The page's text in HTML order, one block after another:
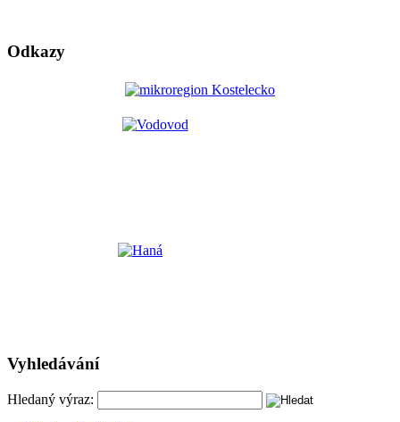
Odkazy
Vyhledávání
Hledaný výraz: